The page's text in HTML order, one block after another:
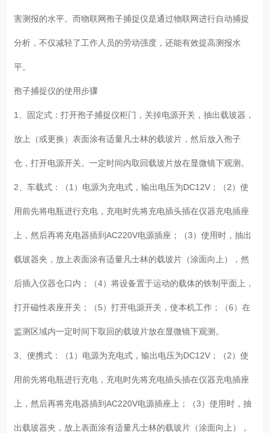
害测报的水平。而物联网孢子捕捉仪是通过物联网进行自动捕捉
分析，不仅减轻了工作人员的劳动强度，还能有效提高测报水
平。
孢子捕捉仪的使用步骤
1、固定式：打开孢子捕捉仪柜门，关掉电源开关，抽出载玻器，
放上（或更换）表面涂有适量凡士林的载玻片，然后放入孢子
仓，打开电源开关。一定时间内取回载玻片放在显微镜下观测。
2、车载式：（1）电源为充电式，输出电压为DC12V；（2）使
用前先将电瓶进行充电，充电时先将充电插头插在仪器充电插座
上，然后再将充电器插到AC220V电源插座；（3）使用时，抽出
载玻器夹，放上表面涂有适量凡士林的载玻片（涂面向上），然
后插入仪器仓口内；（4）将设备置于运动的载体的铁制平面上，
打开磁性表座开关；（5）打开电源开关，使本机工作；（6）在
监测区域内一定时间下取回的载玻片放在显微镜下观测。
3、便携式：（1）电源为充电式，输出电压为DC12V；（2）使
用前先将电瓶进行充电，充电时先将充电插头插在仪器充电插座
上，然后再将充电器插到AC220V电源插座上；（3）使用时，抽
出载玻器夹，放上表面涂有适量凡士林的载玻片（涂面向上），